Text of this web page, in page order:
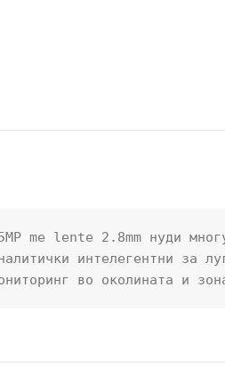
me lente 2.8mm нуди
интелегентни за
во околината и